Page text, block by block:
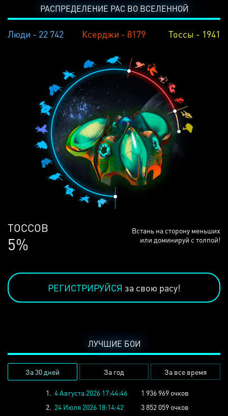
РАСПРЕДЕЛЕНИЕ РАС ВО ВСЕЛЕННОЙ
Люди - 22 742 Ксерджи - 8179 Тоссы - 1941
ЛЮДЕЙ
69%
Встань на сторону меньших
или доминируй с толпой!
РЕГИСТРИРУЙСЯ за свою расу!
ЛУЧШИЕ БОИ
За 30 дней За год За все время
1. 4 Августа 2026 17:44:46
1 936 969 очков
2. 24 Июля 2026 18:14:42
3 852 059 очков